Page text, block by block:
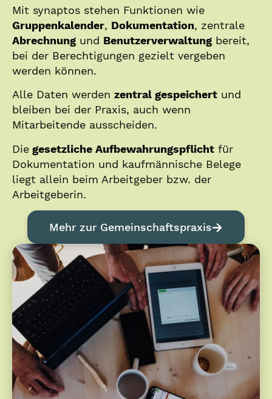
Mit synaptos stehen Funktionen wie
Gruppenkalender, Dokumentation, zentrale
Abrechnung und Benutzerverwaltung bereit,
bei der Berechtigungen gezielt vergeben
werden können.
Alle Daten werden zentral gespeichert und
bleiben bei der Praxis, auch wenn
Mitarbeitende ausscheiden.
Die gesetzliche Aufbewahrungspflicht für
Dokumentation und kaufmännische Belege
liegt allein beim Arbeitgeber bzw. der
Arbeitgeberin.
Mehr zur Gemeinschaftspraxis